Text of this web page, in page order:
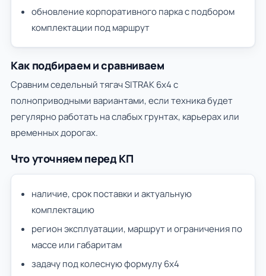
обновление корпоративного парка с подбором
комплектации под маршрут
Как подбираем и сравниваем
Сравним седельный тягач SITRAK 6х4 с
полноприводными вариантами, если техника будет
регулярно работать на слабых грунтах, карьерах или
временных дорогах.
Что уточняем перед КП
наличие, срок поставки и актуальную
комплектацию
регион эксплуатации, маршрут и ограничения по
массе или габаритам
задачу под колесную формулу 6х4